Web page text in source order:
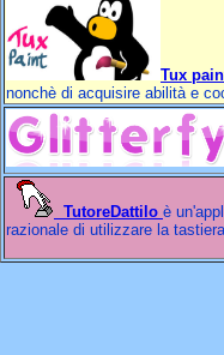
Tux
nonchè di acquisire abilità e
TutoreDattilo è
razionale di utilizzare la